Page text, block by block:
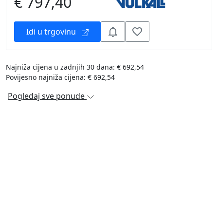
Idi u trgovinu
Najniža cijena u zadnjih 30 dana: € 692,54
Povijesno najniža cijena: € 692,54
Pogledaj sve ponude